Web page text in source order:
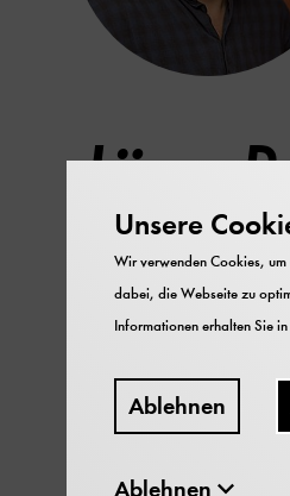
Jörg
E-Mail
kommunikativen
Verve neue
Unsere
Wir verwenden Cookies, um
dabei, die Webseite zu
Informationen erhalten Sie
Ablehnen
Ablehnen